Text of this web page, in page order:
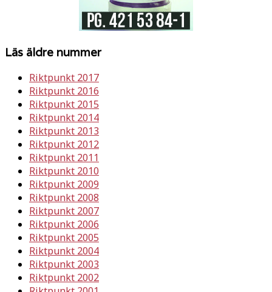
Läs äldre nummer
Riktpunkt 2017
Riktpunkt 2016
Riktpunkt 2015
Riktpunkt 2014
Riktpunkt 2013
Riktpunkt 2012
Riktpunkt 2011
Riktpunkt 2010
Riktpunkt 2009
Riktpunkt 2008
Riktpunkt 2007
Riktpunkt 2006
Riktpunkt 2005
Riktpunkt 2004
Riktpunkt 2003
Riktpunkt 2002